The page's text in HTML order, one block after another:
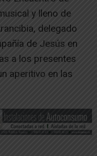
y lleno de
delegado
de Jesús en
a los presentes
aperitivo en las